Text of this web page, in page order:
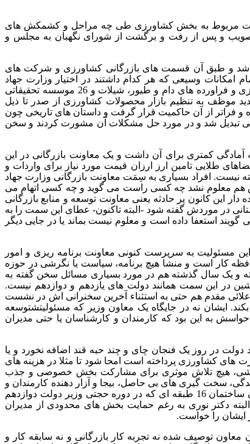
مربوط به بخش کشاورزی طی چه مراحل و کشمکش های
ماه 1391 توسط مجلس شورای اسلامی تصویب و پس از رفت و برگشت از شورای نگهبان به مجلس و
شد و طبق آن قسمت های بازرگانی کشاورزی و شرکت های
امکانات وسیعی که هر کدام داشتند در اختیار وزارت جهاد
کشاورزی و شخص وزیر قرار گرفتند. یعنی علاوه بر وظیفه قبلی دیرینه تولید محصولات کشاورزی و فراورده های دام و طیور، شیلات و 26 موسسه تحقیقاتی
موظف به تنظیم بازار محصولات کشاورزی از صدر تا ذیل
از آن حاکمیت قرار گرفت و داستان های تاریخی چون
تبدیل شد و در مورد حل مشکلات آن مشورت کردند و سخن
کمتری برای آن داشت و یک معاونت بازرگانی در این
طلایی تامین ارز ارزان قیمت مورد نیاز برای واردات و
نیست. افراد بسیاری به سِمَت معاونت بازرگانی وزارت جهاد
هم معلوم نشد چه کسی راست می گوید و چه کسی اتهام می
این کانون پر حادثه یعنی معاونت توسعه و منابع بازرگانی
در موردش گفته شود -البته تاکنون- عطای این سمت را به
استعفا داده است و معلوم نیست بماند یا در جایی دیگر
مسئولیت به سرپرست کنونی معاونت برنامه ریزی و امور
کار است و منشا هیچ برنامه، سیاست یا نگرشی در حوزه
و یک سال گذشته هم در مورد بسیاری مسائل سخن گفته به
در این سمت همانند دولت های یازدهم و دوازدهم نیست.
مقدم هم حتی به استثناء آخرین سخنرانی اش در نشست
ایشان نه در جایگاه یک معاون وزیر که مسئولیتشتوسعه
به این بود که کارمندان و کارشناسان یا حتی مدیران
دولت در روز یک فنجان چای و چند حبه قند اضافه نخورد و یا
کشاورزی پرداخته است امحا شود تا مثلا در هزینه های
هیچ تلاش موثری برای مشارکت بخش خصوصی و جذب
سخت گیری های بی حاصل، بیجا و آزار دهنده کارمندان و
کارشناسان برای صرفه جویی را جایگزین ایجاد درآمد کرده بود. این معاون هرگز یک بار از بیرون ساختمان 16 طبقه ای که در دوره حجتی وزیر دولت دوازدهم
دکتر نوری به رغم حمایت بخش های محدودی از مدیران
ایشان را خواست.
توصیف شده نه تجربه کار بازرگانی و نه سابقه کار و